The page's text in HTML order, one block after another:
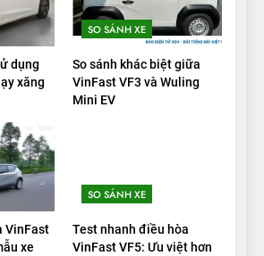
dụng
xăng
SO SÁNH XE
So sánh khác biệt giữa
VinFast VF3 và Wuling
Mini EV
VinFast
xe
SO SÁNH XE
Test nhanh điều hòa
VinFast VF5: Ưu việt hơn
tranh với các xe xăng cùng
tầm giá?
ĐÁNH GIÁ XE
Đánh giá: Người đam mê xe
điện Hyundai Ioniq 5 N 2025
cho thấy đáng để chờ đợi
ĐÁNH GIÁ XE
Xe tốt nhất để mua năm
2025: Green Car Reports